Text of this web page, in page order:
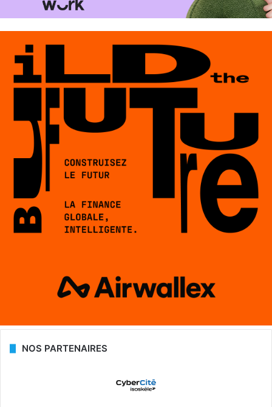
NOS PARTENAIRES